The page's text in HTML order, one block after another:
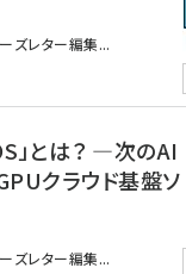
ズレター編集...
とは？ ―次のAI
クラウド基盤ソ
ズレター編集...